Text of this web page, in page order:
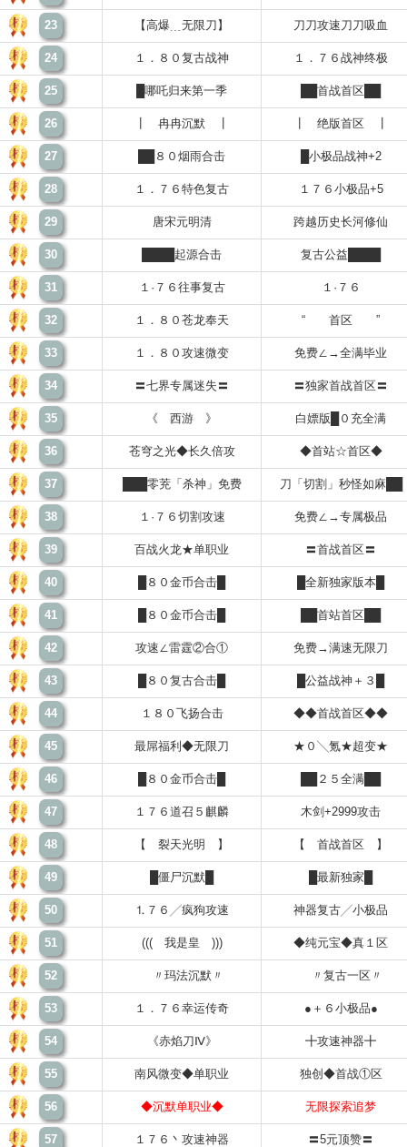
23 【高爆﹍无限刀】 刀刀攻速刀刀吸血
24 １．８０复古战神 １．７６战神终极
25 █哪吒归来第一季 ██首战首区██
26 ┃ 冉冉沉默 ┃ ┃ 绝版首区 ┃
27 ██８０烟雨合击 █小极品战神+2
28 １．７６特色复古 １７６小极品+5
29 唐宋元明清 跨越历史长河修仙
30 ████起源合击 复古公益████
31 １·７６往事复古 １·７６
32 １．８０苍龙奉天 “ 首区 ”
33 １．８０攻速微变 免费∠→全满毕业
34 〓七界专属迷失〓 〓独家首战首区〓
35 《 西游 》 白嫖版█０充全满
36 苍穹之光◆长久倍攻 ◆首站☆首区◆
37 ███零茺「杀神」免费 刀「切割」秒怪如麻██
38 １·７６切割攻速 免费∠→专属极品
39 百战火龙★单职业 〓首战首区〓
40 █８０金币合击█ █全新独家版本█
41 █８０金币合击█ ██首站首区██
42 攻速∠雷霆②合① 免费→满速无限刀
43 █８０复古合击█ █公益战神＋３█
44 １８０飞扬合击 ◆◆首战首区◆◆
45 最屌福利◆无限刀 ★０╲氪★超变★
46 █８０金币合击█ ██２５全满██
47 １７６道召５麒麟 木剑+2999攻击
48 【 裂天光明 】 【 首战首区 】
49 █僵尸沉默█ █最新独家█
50 ⒈７６╱疯狗攻速 神器复古╱小极品
51 ((( 我是皇 ))) ◆纯元宝◆真１区
52 〃玛法沉默〃 〃复古一区〃
53 １．７６幸运传奇 ●＋６小极品●
54 《赤焰刀Ⅳ》 ╋攻速神器╋
55 南风微变◆单职业 独创◆首战①区
56 ◆沉默单职业◆ 无限探索追梦
57 １７６丶攻速神器 〓5元顶赞〓